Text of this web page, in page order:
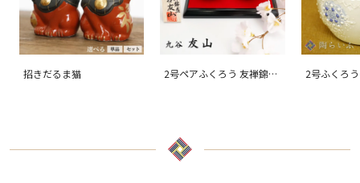
招きだるま猫
2号ペアふくろう 友禅錦
2号ふくろ